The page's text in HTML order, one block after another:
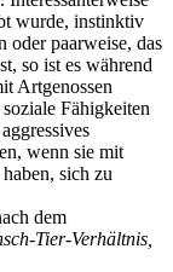
wurde, instinktiv
oder paarweise, das
so ist es während
Artgenossen
Fähigkeiten
wenn sie mit
sich zu
dem
Tier-Verhältnis,